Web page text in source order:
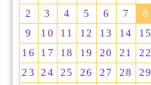
2
3 4 5 6 7
8
9
10 11 12 13 14
15
16
17 18 19 20 21
22
23
24 25 26 27 28
29